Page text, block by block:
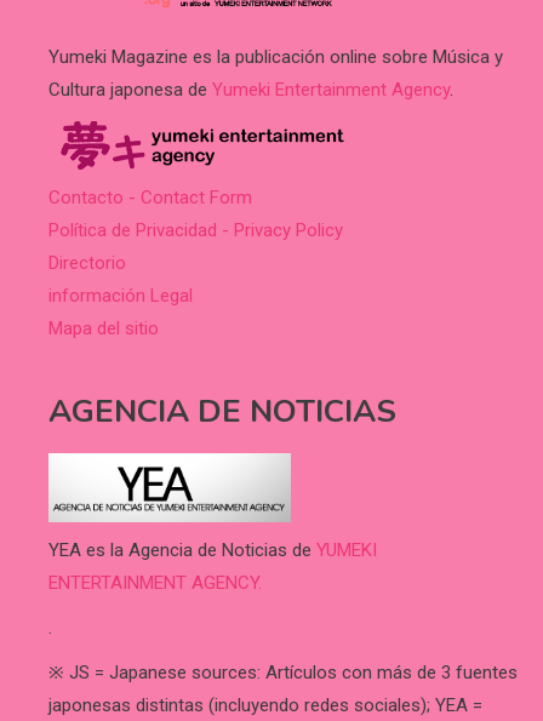
Yumeki Magazine es la publicación online sobre Música y
Cultura japonesa de Yumeki Entertainment Agency.
Contacto - Contact Form
Política de Privacidad - Privacy Policy
Directorio
información Legal
Mapa del sitio
AGENCIA DE NOTICIAS
YEA es la Agencia de Noticias de YUMEKI
ENTERTAINMENT AGENCY.
.
※ JS = Japanese sources: Artículos con más de 3 fuentes
japonesas distintas (incluyendo redes sociales); YEA =